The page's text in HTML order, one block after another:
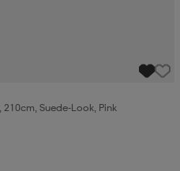
Suede-Look, Pink